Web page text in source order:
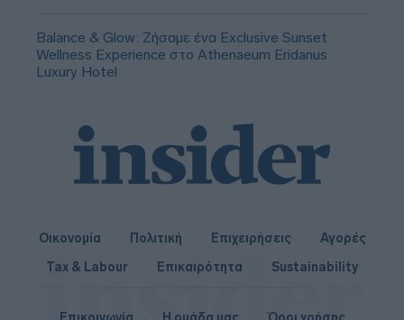
Balance & Glow: Ζήσαμε ένα Exclusive Sunset
Wellness Experience στο Athenaeum Eridanus
Luxury Hotel
Οικονομία Πολιτική Επιχειρήσεις
Αγορές
Tax & Labour
Επικαιρότητα Sustainability